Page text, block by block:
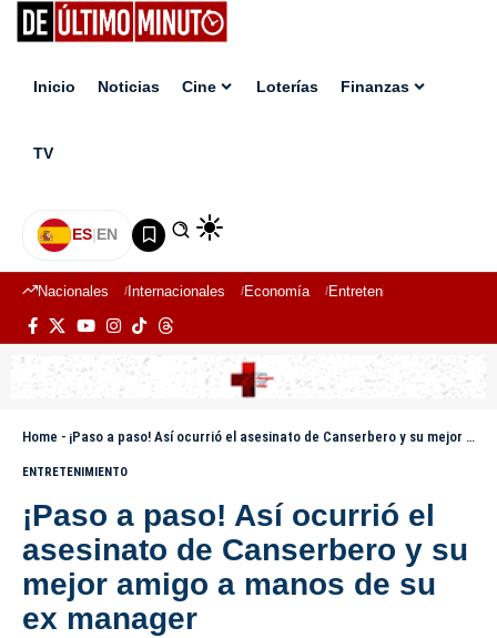
Inicio Noticias Cine Loterías Finanzas
TV
ES|EN
Nacionales Internacionales Economía Entretenimiento
Home - ¡Paso a paso! Así ocurrió el asesinato de Canserbero y su mejor amigo a manos de su ex manager
ENTRETENIMIENTO
¡Paso a paso! Así ocurrió el
asesinato de Canserbero y su
mejor amigo a manos de su
ex manager